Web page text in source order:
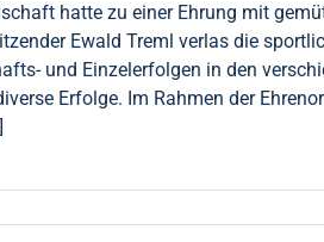
hatte zu einer Ehrung mit
Ewald Treml verlas die
und Einzelerfolgen in den
Erfolge. Im Rahmen der